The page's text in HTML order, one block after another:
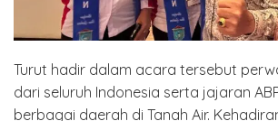
Turut hadir dalam acara tersebut
dari seluruh Indonesia serta jajaran
berbagai daerah di Tanah Air.